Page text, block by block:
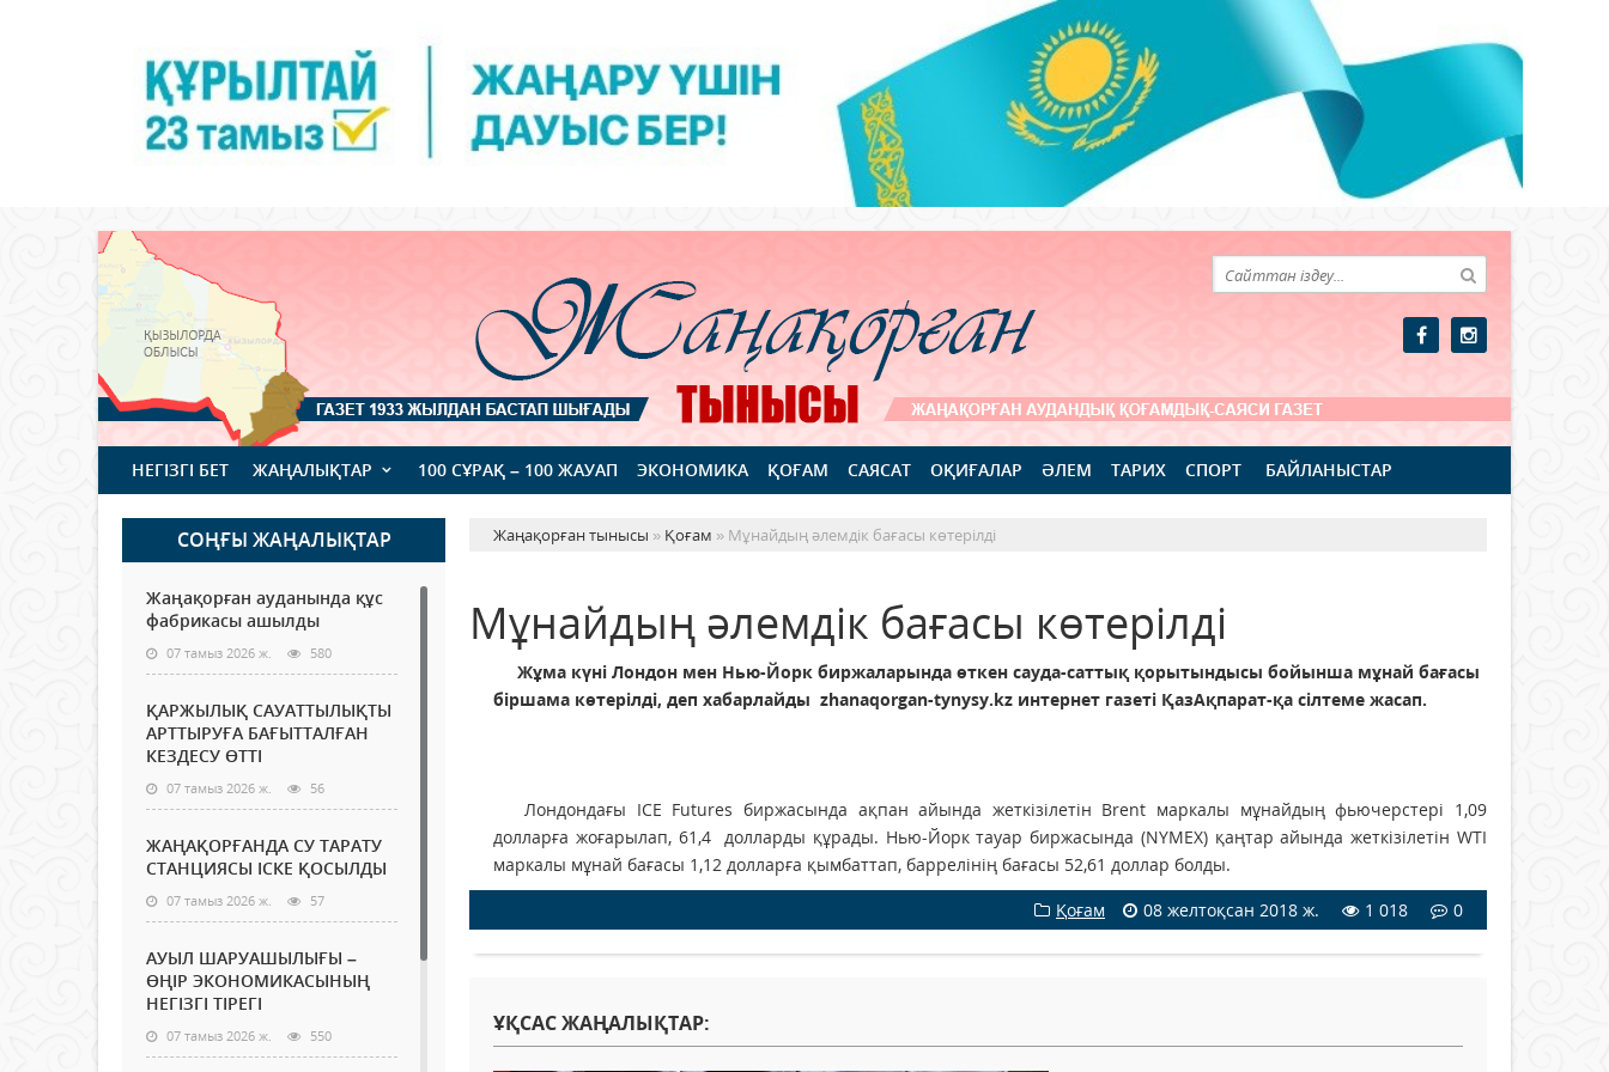
НЕГІЗГІ БЕТ ЖАҢАЛЫҚТАР 100 СҰРАҚ – 100 ЖАУАП ЭКОНОМИКА ҚОҒАМ САЯСАТ ОҚИҒАЛАР ӘЛЕМ ТАРИХ СПОРТ БАЙЛАНЫСТАР
СОҢҒЫ ЖАҢАЛЫҚТАР
Жаңақорған ауданында құс
фабрикасы ашылды
07 тамыз 2026 ж. 580
ҚАРЖЫЛЫҚ САУАТТЫЛЫҚТЫ
АРТТЫРУҒА БАҒЫТТАЛҒАН
КЕЗДЕСУ ӨТТІ
07 тамыз 2026 ж. 56
ЖАҢАҚОРҒАНДА СУ ТАРАТУ
СТАНЦИЯСЫ ІСКЕ ҚОСЫЛДЫ
07 тамыз 2026 ж. 57
АУЫЛ ШАРУАШЫЛЫҒЫ –
ӨҢІР ЭКОНОМИКАСЫНЫҢ
НЕГІЗГІ ТІРЕГІ
07 тамыз 2026 ж. 550
Жаңақорған тынысы » Қоғам » Мұнайдың әлемдік бағасы көтерілді
Мұнайдың әлемдік бағасы көтерілді
Жұма күні Лондон мен Нью-Йорк биржаларында өткен сауда-саттық қорытындысы бойынша мұнай бағасы
біршама көтерілді, деп хабарлайды zhanaqorgan-tynysy.kz интернет газеті ҚазАқпарат-қа сілтеме жасап.
Лондондағы ICE Futures биржасында ақпан айында жеткізілетін Brent маркалы мұнайдың фьючерстері 1,09
долларға жоғарылап, 61,4 долларды құрады. Нью-Йорк тауар биржасында (NYMEX) қаңтар айында жеткізілетін WTI
маркалы мұнай бағасы 1,12 долларға қымбаттап, баррелінің бағасы 52,61 доллар болды.
Қоғам
08 желтоқсан 2018 ж. 1 018 0
ҰҚСАС ЖАҢАЛЫҚТАР: